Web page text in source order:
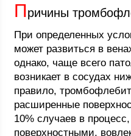
Причины
При определенных
может развиться в
однако, чаще всего
возникает в сосудах
правило,
расширенные
10% случаев в
поверхностными,